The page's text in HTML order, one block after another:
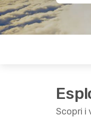
Scopri i